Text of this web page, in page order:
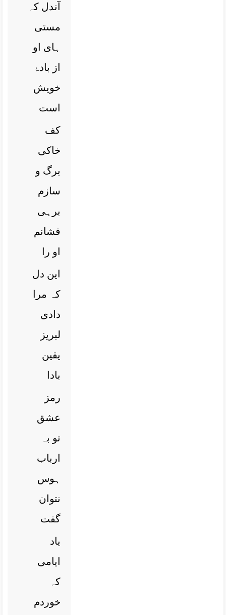
آندل کہ
مستی
ہای او
از بادۂ
خویش
است
کف
خاکی
برگ و
سازم
برہی
فشانم
او را
این دل
کہ مرا
دادی
لبریز
یقین
بادا
رمز
عشق
تو بہ
ارباب
ہوس
نتوان
گفت
یاد
ایامی
کہ
خوردم